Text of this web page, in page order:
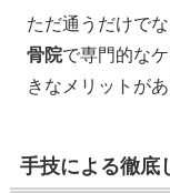
ただ通うだけでな
骨院で専門的な
きなメリットがあ
手技による徹底